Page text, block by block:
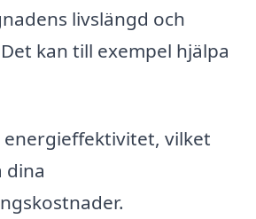
livslängd och
kan till exempel hjälpa
vilket
dina